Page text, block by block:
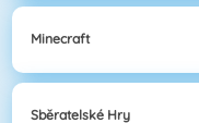
Minecraft
Sběratelské Hry